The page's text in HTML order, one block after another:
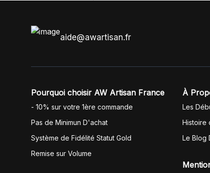
aide@awartisan.fr
Pourquoi choisir AW Artisan France
- 10% sur votre 1ère commande
Pas de Minimun D'achat
Système de Fidélité Statut Gold
Remise sur Volume
À
Les
Histoire
Le Blog